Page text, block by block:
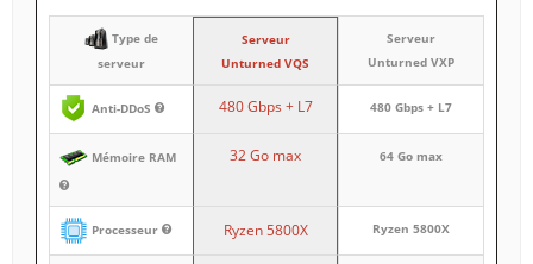
Type de
serveur
Serveur
Unturned VQS
Serveur
Unturned VXP
Anti-DDoS 480 Gbps + L7 480 Gbps + L7
Mémoire RAM 32 Go max 64 Go max
Processeur Ryzen 5800X Ryzen 5800X